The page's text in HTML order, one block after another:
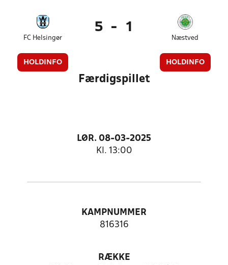
FC Helsingør
HOLDINFO
5 - 1
Næstved
HOLDINFO
Færdigspillet
LØR. 08-03-2025
Kl. 13:00
KAMPNUMMER
816316
RÆKKE